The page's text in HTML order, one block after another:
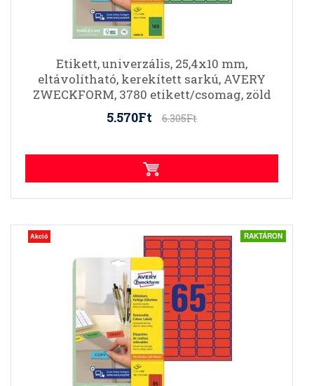
Etikett, univerzális, 25,4x10 mm,
eltávolítható, kerekített sarkú, AVERY
ZWECKFORM, 3780 etikett/csomag, zöld
5.570Ft 6.305Ft
Akció RAKTÁRON